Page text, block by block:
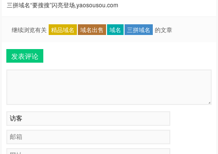
三拼域名“要搜搜”闪亮登场,yaosousou.com
继续浏览有关 精品域名 域名出售 域名 三拼域名 的文章
发表评论